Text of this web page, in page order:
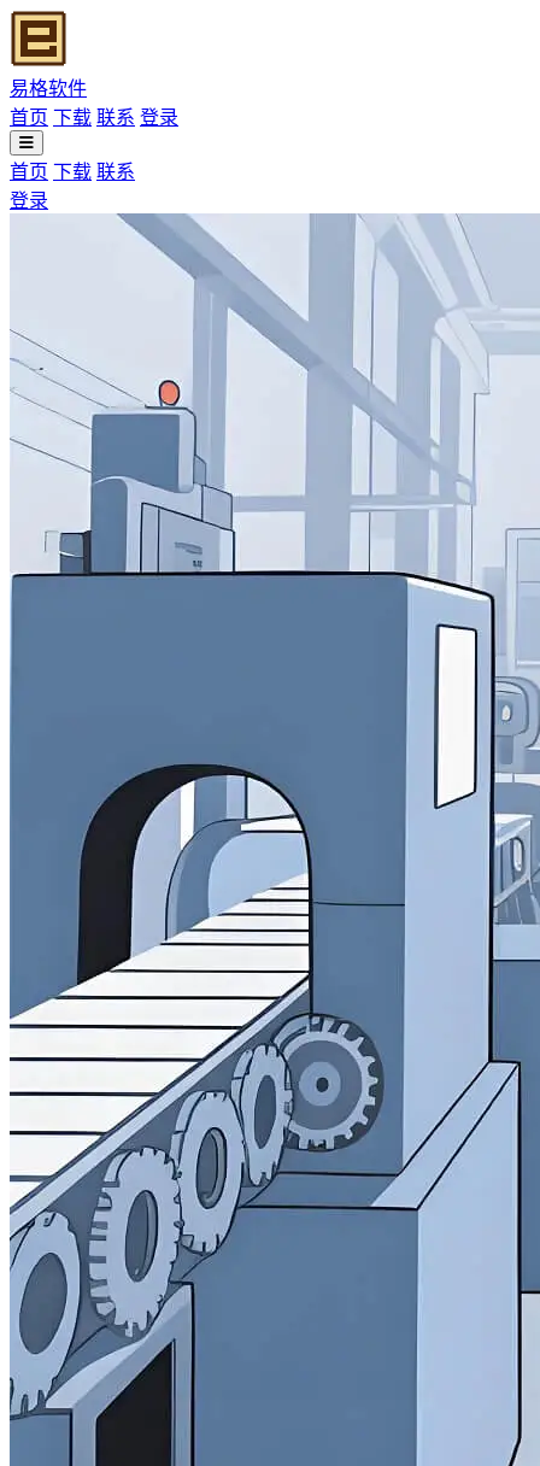
易格软件
首页 下载 联系 登录
首页 下载 联系
登录